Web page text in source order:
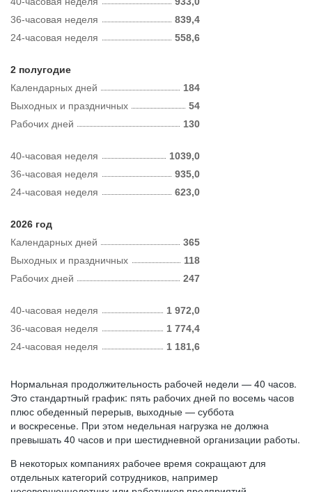
36-часовая неделя
839,4
24-часовая неделя
558,6
2 полугодие
Календарных дней
184
Рабочих дней 130
Выходных и праздничных 54
40-часовая неделя
1039,0
36-часовая неделя
935,0
24-часовая неделя
623,0
2026 год
Календарных дней
365
Рабочих дней 247
Выходных и праздничных 118
40-часовая неделя
1 972,0
36-часовая неделя
1 774,4
24-часовая неделя
1 181,6
Нормальная продолжительность рабочей недели — 40 часов.
Это стандартный график: пять рабочих дней по восемь часов
плюс обеденный перерыв, выходные — суббота
и воскресенье. При этом недельная нагрузка не должна
превышать 40 часов и при шестидневной организации работы.
В некоторых компаниях рабочее время сокращают для
отдельных категорий сотрудников, например